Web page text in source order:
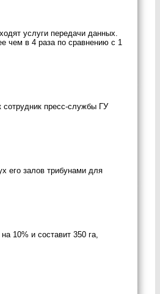
услуги передачи данных.
чем в 4 раза по сравнению с 1
пресс-службы ГУ
его залов трибунами для
10% и составит 350 га,